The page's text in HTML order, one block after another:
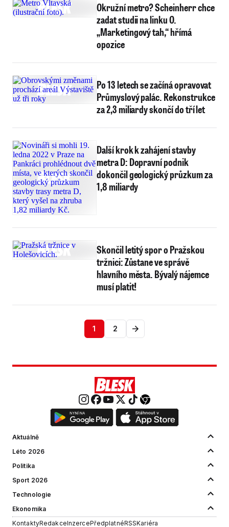
Okružní metro? Scheinherr chce
zadat studii na linku O.
„Marketingový tah,“ hřímá
opozice
Po 13 letech se začíná opravovat
Průmyslový palác. Rekonstrukce
za 2,3 miliardy skončí do tří let
Další krok k zahájení stavby
metra D: Dopravní podnik
dokončil geologický průzkum za
1,8 miliardy
Skončil letitý spor o Pražskou
tržnici: Zůstane ve správě
hlavního města. Bývalý nájemce
musí platit!
1 2
Aktuálně
Léto 2026
Politika
Sport 2026
Technologie
Ekonomika
KontaktyRedakceInzercePředplatnéRSSKariéra